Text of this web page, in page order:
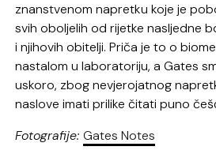
znanstvenom napretku koje je
svih oboljelih od rijetke nasljedne
i njihovih obitelji. Priča je to o
nastalom u laboratoriju, a Gates
uskoro, zbog nevjerojatnog
naslove imati prilike čitati puno
Fotografije:Gates Notes